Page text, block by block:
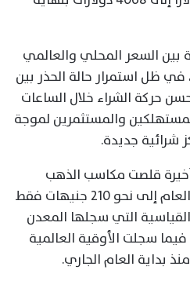
بين السعر المحلي والعالمي
للجرام، في ظل استمرار حالة الحذر بين
حركة الشراء خلال الساعات
والمستثمرين لموجة
شرائية جديدة.
قلصت مكاسب الذهب
بالسوق المحلية منذ بداية العام إلى نحو 210 جنيهات فقط
التي سجلها المعدن
سجلت الأوقية العالمية